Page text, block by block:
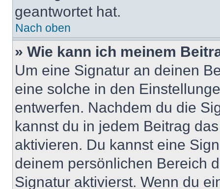
geantwortet hat.
Nach oben
» Wie kann ich meinem
Um eine Signatur an deinen
eine solche in den
entwerfen. Nachdem du die
kannst du in jedem Beitrag
aktivieren. Du kannst eine
deinem persönlichen Bereich
Signatur aktivierst. Wenn du